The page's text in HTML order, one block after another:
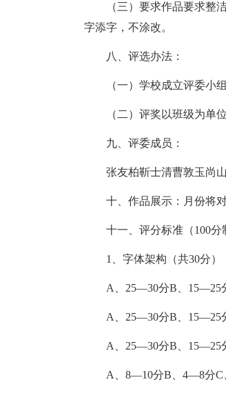
（三）要求作品要求整
字添字，不涂改。
八、评选办法：
（一）学校成立评委小
（二）评奖以班级为单
九、评委成员：
张友柏靳士清曹敦玉尚
十、作品展示：月份将
十一、评分标准（100分
1、字体架构（共30分）
A、25—30分B、15—25
A、25—30分B、15—25
A、25—30分B、15—25
A、8—10分B、4—8分